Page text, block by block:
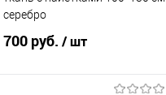
серебро
700 руб. / шт